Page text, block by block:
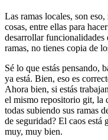
Las ramas locales, son
cosas, entre ellas para
desarrollar funcionalidades
ramas, no tienes copia de
Sé lo que estás pensando,
ya está. Bien, eso es
Ahora bien, si estás
el mismo repositorio git, la
todas subiendo sus ramas
de seguridad? El caos está
muy, muy bien.